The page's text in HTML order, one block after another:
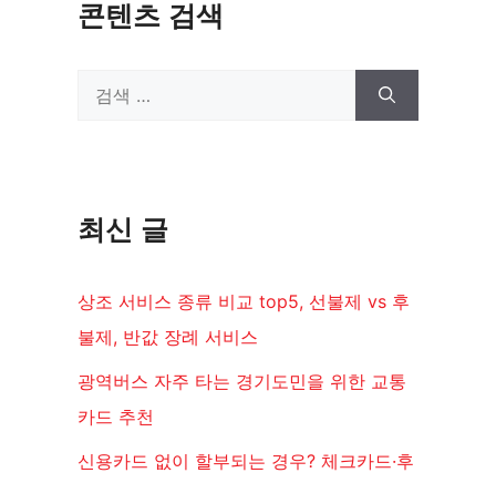
콘텐츠 검색
최신 글
상조 서비스 종류 비교 top5, 선불제 vs 후
불제, 반값 장례 서비스
광역버스 자주 타는 경기도민을 위한 교통
카드 추천
신용카드 없이 할부되는 경우? 체크카드·후